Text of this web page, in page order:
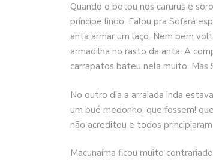
Quando o botou nos carurus e
príncipe lindo. Falou pra Sofará
anta armar um laço. Nem bem
armadilha no rasto da anta. A
carrapatos bateu nela muito. Mas
No outro dia a arraiada inda
um bué medonho, que fossem!
não acreditou e todos
Macunaíma ficou muito